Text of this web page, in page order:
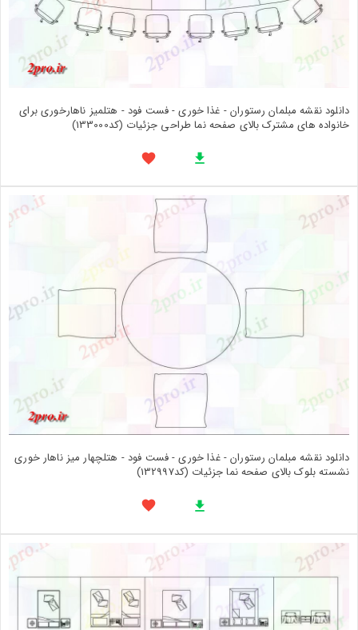
دانلود نقشه مبلمان رستوران - غذا خوری - فست فود - هتلمیز ناهارخوری برای
خانواده های مشترک بالای صفحه نما طراحی جزئیات (کد133000)
دانلود نقشه مبلمان رستوران - غذا خوری - فست فود - هتلچهار میز ناهار خوری
نشسته بلوک بالای صفحه نما جزئیات (کد132997)